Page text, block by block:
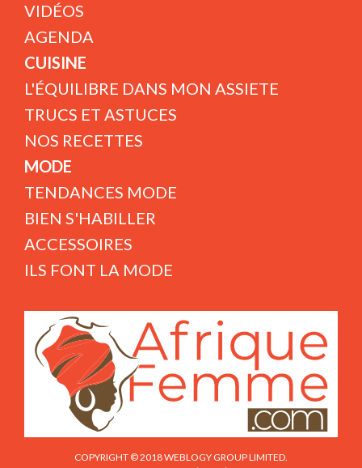
VIDÉOS
AGENDA
CUISINE
L'ÉQUILIBRE DANS MON ASSIETE
TRUCS ET ASTUCES
NOS RECETTES
MODE
TENDANCES MODE
BIEN S'HABILLER
ACCESSOIRES
ILS FONT LA MODE
COPYRIGHT © 2018 WEBLOGY GROUP LIMITED.